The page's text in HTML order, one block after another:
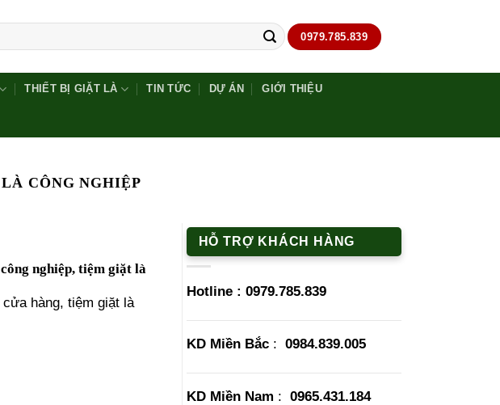
0979.785.839
THIẾT BỊ GIẶT LÀ TIN TỨC DỰ ÁN GIỚI THIỆU
CÔNG NGHIỆP
nghiệp, tiệm giặt là
hàng, tiệm giặt là
HỖ TRỢ KHÁCH HÀNG
Hotline : 0979.785.839
KD Miền Bắc: 0984.839.005
KD Miền Nam : 0965.431.184